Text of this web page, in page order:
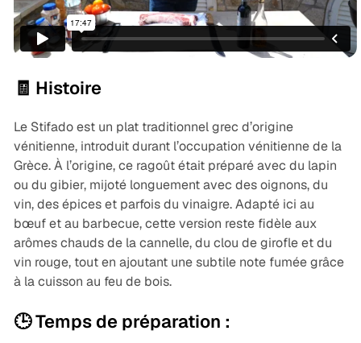
🧾 Histoire
Le Stifado est un plat traditionnel grec d’origine
vénitienne, introduit durant l’occupation vénitienne de la
Grèce. À l’origine, ce ragoût était préparé avec du lapin
ou du gibier, mijoté longuement avec des oignons, du
vin, des épices et parfois du vinaigre. Adapté ici au
bœuf et au barbecue, cette version reste fidèle aux
arômes chauds de la cannelle, du clou de girofle et du
vin rouge, tout en ajoutant une subtile note fumée grâce
à la cuisson au feu de bois.
🕒 Temps de préparation :